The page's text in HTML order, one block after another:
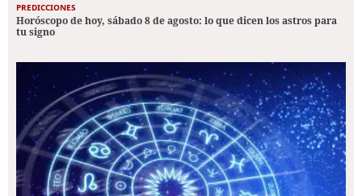
PREDICCIONES
Horóscopo de hoy, sábado 8 de agosto: lo que dicen los astros para
tu signo